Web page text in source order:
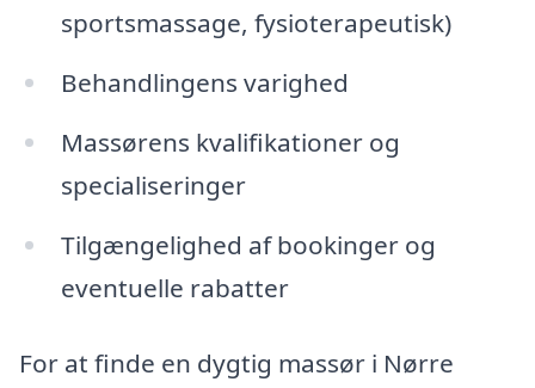
sportsmassage, fysioterapeutisk)
Behandlingens varighed
Massørens kvalifikationer og
specialiseringer
Tilgængelighed af bookinger og
eventuelle rabatter
For at finde en dygtig massør i Nørre